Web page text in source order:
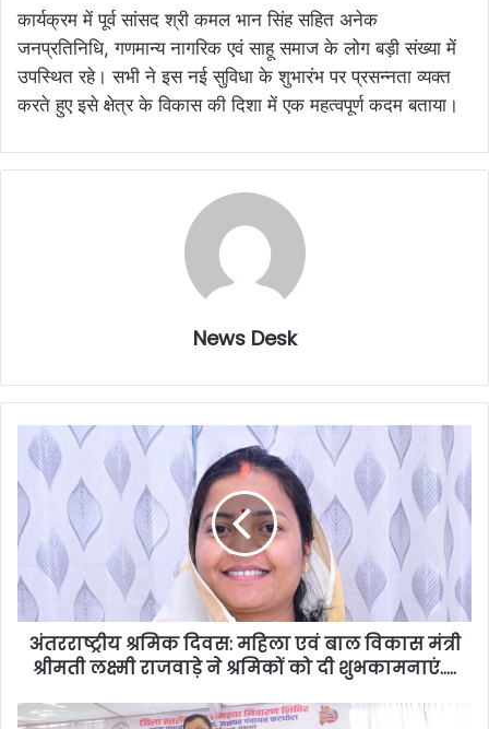
कार्यक्रम में पूर्व सांसद श्री कमल भान सिंह सहित अनेक
जनप्रतिनिधि, गणमान्य नागरिक एवं साहू समाज के लोग बड़ी संख्या में
उपस्थित रहे। सभी ने इस नई सुविधा के शुभारंभ पर प्रसन्नता व्यक्त
करते हुए इसे क्षेत्र के विकास की दिशा में एक महत्वपूर्ण कदम बताया।
News Desk
अंतरराष्ट्रीय श्रमिक दिवस: महिला एवं बाल विकास मंत्री
श्रीमती लक्ष्मी राजवाड़े ने श्रमिकों को दी शुभकामनाएं…..